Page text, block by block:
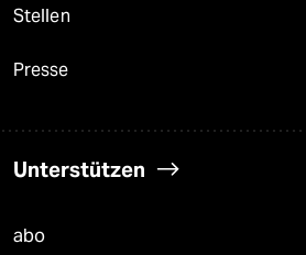
Stellen
Presse
Unterstützen
abo